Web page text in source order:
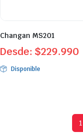
Changan MS201
Desde:$229.990
Disponible
1